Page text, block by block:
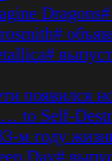
появился
to Self-
м году
Day#